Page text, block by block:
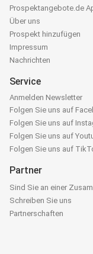
Prospektangebote.de
Über uns
Prospekt hinzufügen
Impressum
Nachrichten
Service
Anmelden Newsletter
Folgen Sie uns auf
Folgen Sie uns auf
Folgen Sie uns auf
Folgen Sie uns auf
Partner
Sind Sie an einer
Schreiben Sie uns
Partnerschaften